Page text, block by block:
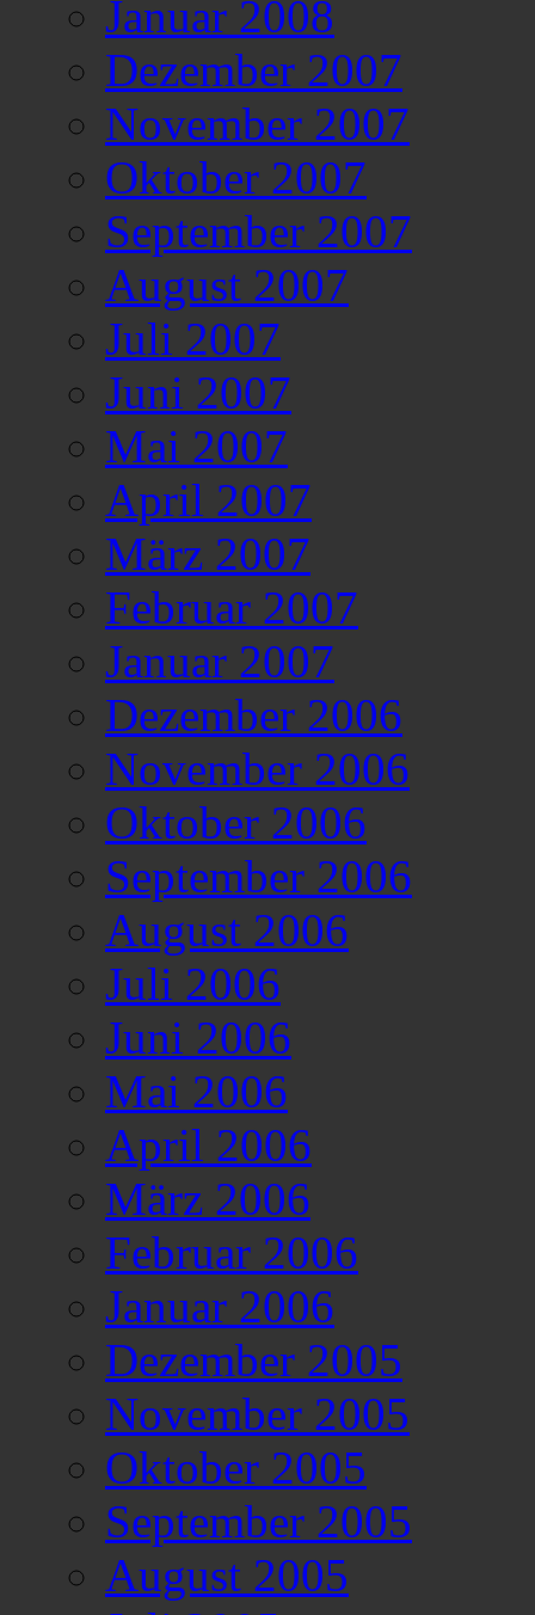
Januar 2008
Dezember 2007
November 2007
Oktober 2007
September 2007
August 2007
Juli 2007
Juni 2007
Mai 2007
April 2007
März 2007
Februar 2007
Januar 2007
Dezember 2006
November 2006
Oktober 2006
September 2006
August 2006
Juli 2006
Juni 2006
Mai 2006
April 2006
März 2006
Februar 2006
Januar 2006
Dezember 2005
November 2005
Oktober 2005
September 2005
August 2005